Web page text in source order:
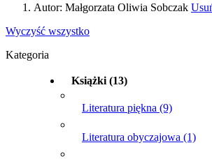
Autor: Małgorzata Oliwia Sobczak
Wyczyść wszystko
Kategoria
Książki (13)
Literatura piękna (9)
Literatura obyczajowa (1)